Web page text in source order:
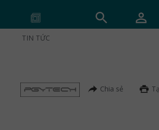
TIN TỨC
Chia sẻ